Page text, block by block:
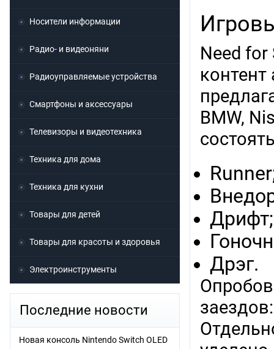
Need
BMW,
Дрифт;
Дрэг.
Носители информации
Радио- и видеоняни
Радиоуправляемые устройства
Смартфоны и аксессуары
Телевизоры и видеотехника
Техника для дома
Техника для кухни
Товары для детей
Товары для красоты и здоровья
Электроинструменты
Последние новости
Новая консоль Nintendo Switch OLED